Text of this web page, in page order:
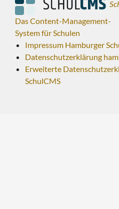
Das Content-Management-
System für Schulen
Impressum Hamburger
Datenschutzerklärung
Erweiterte
SchulCMS